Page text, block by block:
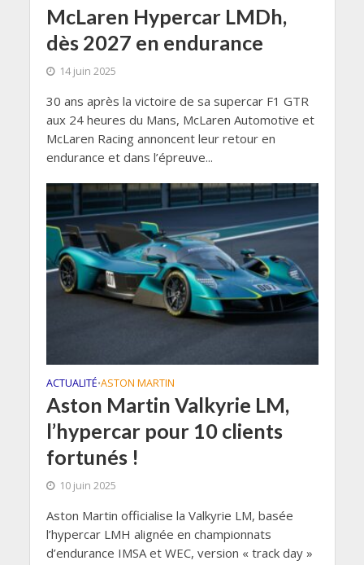
McLaren Hypercar LMDh,
dès 2027 en endurance
14 juin 2025
30 ans après la victoire de sa supercar F1 GTR
aux 24 heures du Mans, McLaren Automotive et
McLaren Racing annoncent leur retour en
endurance et dans l’épreuve...
ACTUALITÉ•ASTON MARTIN
Aston Martin Valkyrie LM,
l’hypercar pour 10 clients
fortunés !
10 juin 2025
Aston Martin officialise la Valkyrie LM, basée
l’hypercar LMH alignée en championnats
d’endurance IMSA et WEC, version « track day »